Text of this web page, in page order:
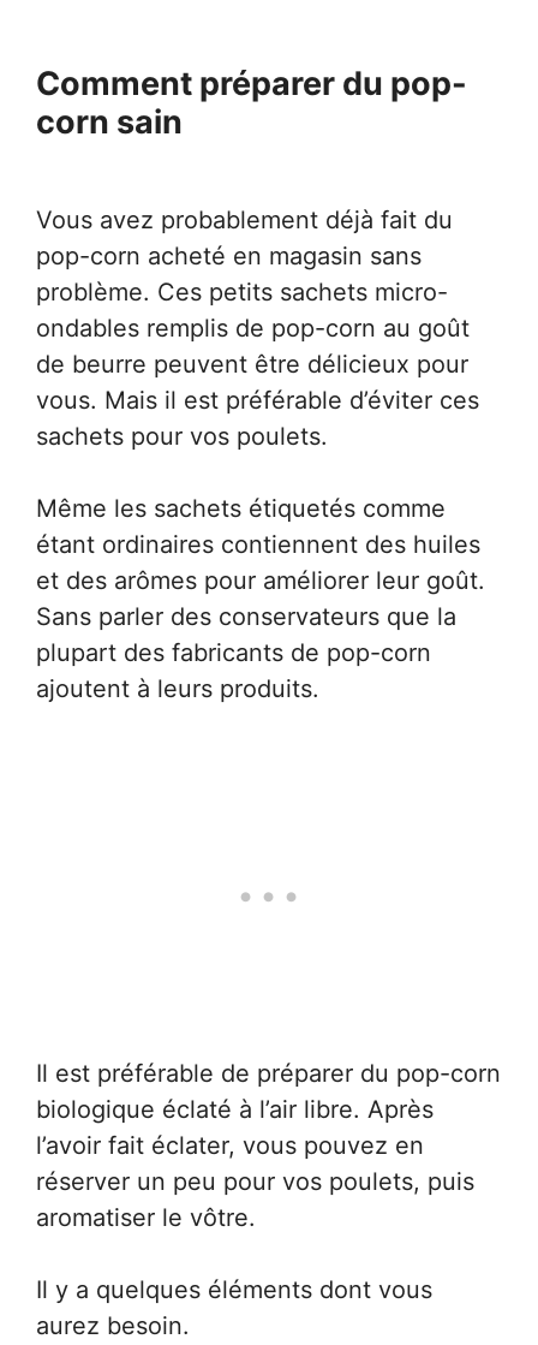
Comment préparer du pop-
corn sain
Vous avez probablement déjà fait du
pop-corn acheté en magasin sans
problème. Ces petits sachets micro-
ondables remplis de pop-corn au goût
de beurre peuvent être délicieux pour
vous. Mais il est préférable d’éviter ces
sachets pour vos poulets.
Même les sachets étiquetés comme
étant ordinaires contiennent des huiles
et des arômes pour améliorer leur goût.
Sans parler des conservateurs que la
plupart des fabricants de pop-corn
ajoutent à leurs produits.
Il est préférable de préparer du pop-corn
biologique éclaté à l’air libre. Après
l’avoir fait éclater, vous pouvez en
réserver un peu pour vos poulets, puis
aromatiser le vôtre.
Il y a quelques éléments dont vous
aurez besoin.